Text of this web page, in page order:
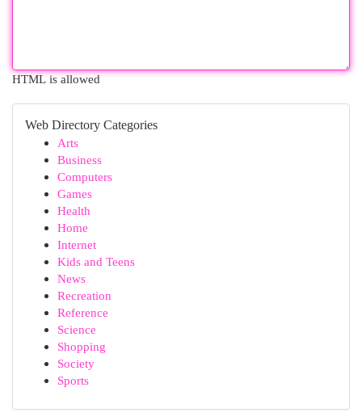
HTML is allowed
Web Directory Categories
Arts
Business
Computers
Games
Health
Home
Internet
Kids and Teens
News
Recreation
Reference
Science
Shopping
Society
Sports